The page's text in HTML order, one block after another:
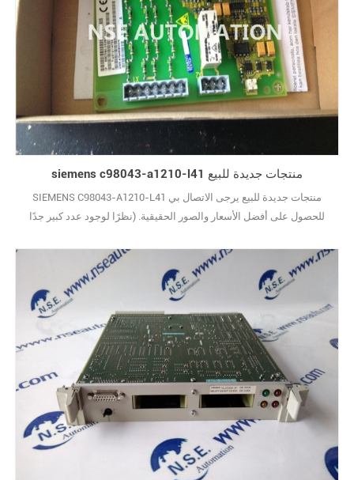
siemens c98043-a1210-l41 منتجات جديدة للبيع
SIEMENS C98043-A1210-L41 منتجات جديدة للبيع يرجى الاتصال بي
للحصول على أفضل الأسعار والصور الحقيقية. (نظرًا لوجود عدد كبير جدًا
الحزمة الأصلية يغطيها ضمان سنة واحدة10